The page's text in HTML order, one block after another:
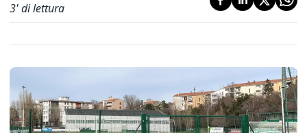
3' di lettura